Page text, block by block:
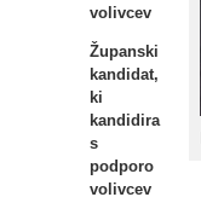
volivcev
Županski
kandidat,
ki
kandidira
s
podporo
volivcev